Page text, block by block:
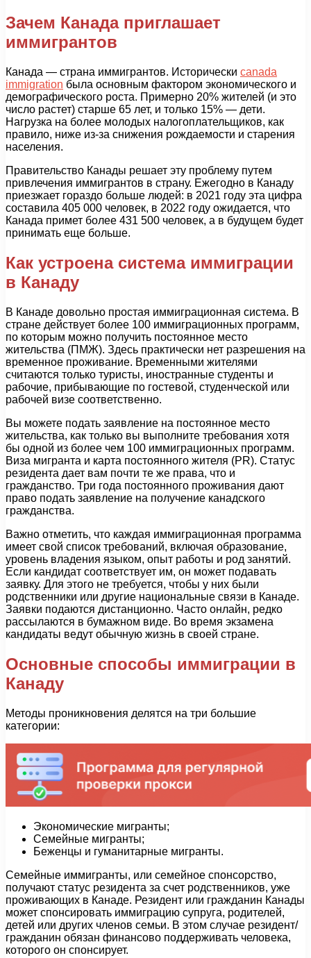
Зачем Канада приглашает
иммигрантов
Канада — страна иммигрантов. Исторически canada
immigration была основным фактором экономического и
демографического роста. Примерно 20% жителей (и это
число растет) старше 65 лет, и только 15% — дети.
Нагрузка на более молодых налогоплательщиков, как
правило, ниже из-за снижения рождаемости и старения
населения.
Правительство Канады решает эту проблему путем
привлечения иммигрантов в страну. Ежегодно в Канаду
приезжает гораздо больше людей: в 2021 году эта цифра
составила 405 000 человек, в 2022 году ожидается, что
Канада примет более 431 500 человек, а в будущем будет
принимать еще больше.
Как устроена система иммиграции
в Канаду
В Канаде довольно простая иммиграционная система. В
стране действует более 100 иммиграционных программ,
по которым можно получить постоянное место
жительства (ПМЖ). Здесь практически нет разрешения на
временное проживание. Временными жителями
считаются только туристы, иностранные студенты и
рабочие, прибывающие по гостевой, студенческой или
рабочей визе соответственно.
Вы можете подать заявление на постоянное место
жительства, как только вы выполните требования хотя
бы одной из более чем 100 иммиграционных программ.
Виза мигранта и карта постоянного жителя (PR). Статус
резидента дает вам почти те же права, что и
гражданство. Три года постоянного проживания дают
право подать заявление на получение канадского
гражданства.
Важно отметить, что каждая иммиграционная программа
имеет свой список требований, включая образование,
уровень владения языком, опыт работы и род занятий.
Если кандидат соответствует им, он может подавать
заявку. Для этого не требуется, чтобы у них были
родственники или другие национальные связи в Канаде.
Заявки подаются дистанционно. Часто онлайн, редко
рассылаются в бумажном виде. Во время экзамена
кандидаты ведут обычную жизнь в своей стране.
Основные способы иммиграции в
Канаду
Методы проникновения делятся на три большие
категории:
Экономические мигранты;
Семейные мигранты;
Беженцы и гуманитарные мигранты.
Семейные иммигранты, или семейное спонсорство,
получают статус резидента за счет родственников, уже
проживающих в Канаде. Резидент или гражданин Канады
может спонсировать иммиграцию супруга, родителей,
детей или других членов семьи. В этом случае резидент/
гражданин обязан финансово поддерживать человека,
которого он спонсирует.